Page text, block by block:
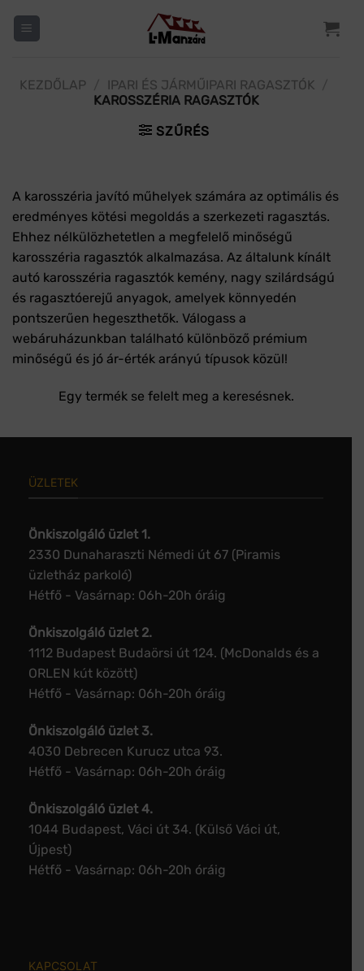
KEZDŐLAP IPARI ÉS JÁRMŰIPARI RAGASZTÓK
KAROSSZÉRIA RAGASZTÓK
SZŰRÉS
A karosszéria javító műhelyek számára az optimális és
eredményes kötési megoldás a szerkezeti ragasztás.
Ehhez nélkülözhetetlen a megfelelő minőségű
karosszéria ragasztók alkalmazása. Az általunk kínált
autó karosszéria ragasztók kemény, nagy szilárdságú
és ragasztóerejű anyagok, amelyek könnyedén
pontszerűen hegeszthetők. Válogass a
webáruházunkban található különböző prémium
minőségű és jó ár-érték arányú típusok közül!
Egy termék se felelt meg a keresésnek.
ÜZLETEK
Önkiszolgáló üzlet 1.
2330 Dunaharaszti Némedi út 67 (Piramis
üzletház parkoló)
Hétfő - Vasárnap: 06h-20h óráig
Önkiszolgáló üzlet 2.
1112 Budapest Budaörsi út 124. (McDonalds és a
ORLEN kút között)
Hétfő - Vasárnap: 06h-20h óráig
Önkiszolgáló üzlet 3.
4030 Debrecen Kurucz utca 93.
Hétfő - Vasárnap: 06h-20h óráig
Önkiszolgáló üzlet 4.
1044 Budapest, Váci út 34. (Külső Váci út,
Újpest)
Hétfő - Vasárnap: 06h-20h óráig
KAPCSOLAT